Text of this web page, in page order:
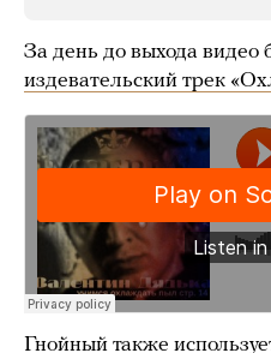
За день до выхода
издевательский трек
Гнойный также